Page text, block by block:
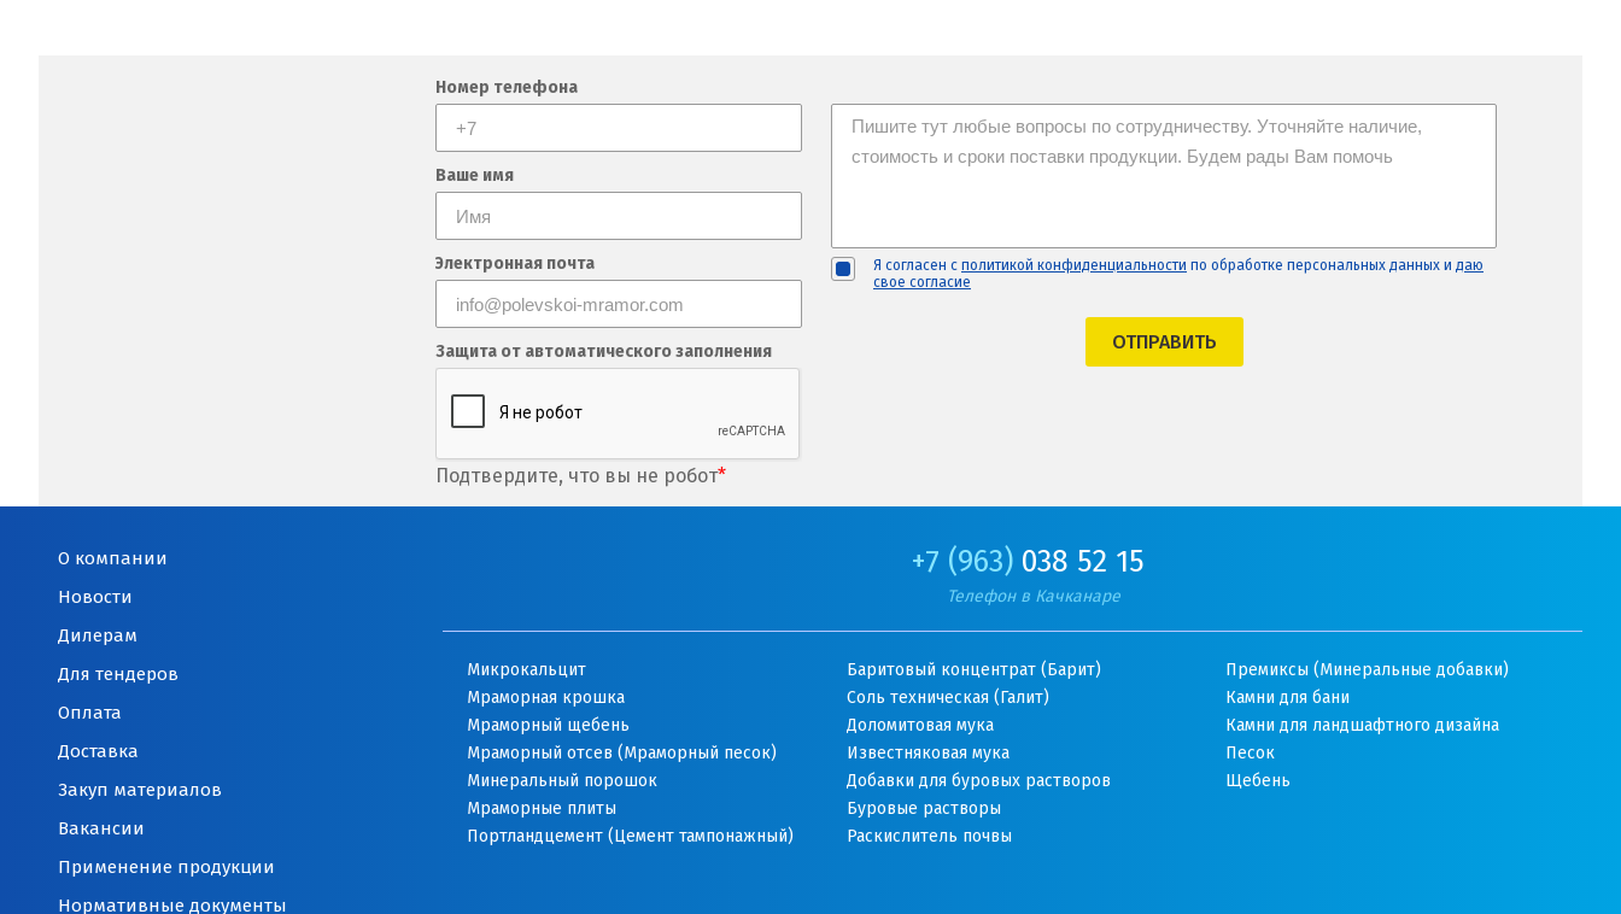
Номер телефона
Ваше имя
Электронная почта
Защита от автоматического заполнения
Подтвердите, что вы не робот*
Я согласен с политикой конфиденциальности по обработке персональных данных и даю
свое согласие
ОТПРАВИТЬ
О компании
Новости
Дилерам
Для тендеров
Оплата
Доставка
Закуп материалов
Вакансии
Применение продукции
Нормативные документы
+7 (963)038 52 15
Телефон в Качканаре
Микрокальцит
Мраморная крошка
Мраморный щебень
Мраморный отсев (Мраморный песок)
Минеральный порошок
Мраморные плиты
Портландцемент (Цемент тампонажный)
Баритовый концентрат (Барит)
Соль техническая (Галит)
Доломитовая мука
Известняковая мука
Добавки для буровых растворов
Буровые растворы
Раскислитель почвы
Премиксы (Минеральные добавки)
Камни для бани
Камни для ландшафтного дизайна
Песок
Щебень